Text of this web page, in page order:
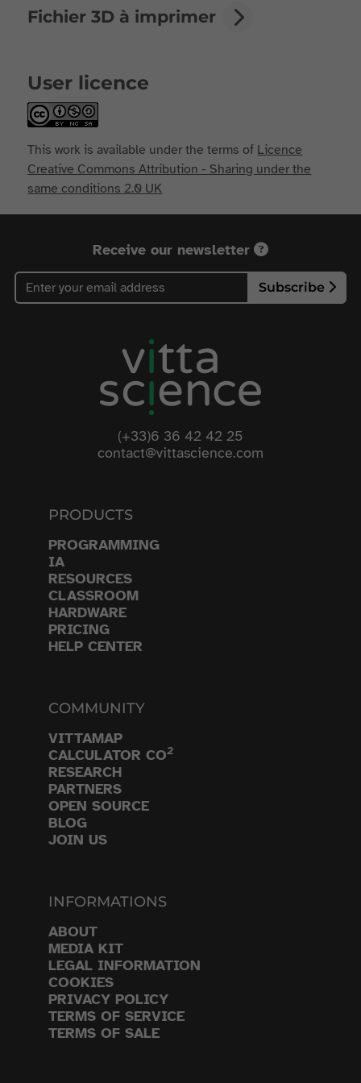
Fichier 3D à imprimer
User licence
This work is available under the terms of Licence
Creative Commons Attribution - Sharing under the
same conditions 2.0 UK
Receive our newsletter
Subscribe
(+33)6 36 42 42 25
contact@vittascience.com
PRODUCTS
PROGRAMMING
IA
RESOURCES
CLASSROOM
HARDWARE
PRICING
HELP CENTER
COMMUNITY
VITTAMAP
CALCULATOR CO2
RESEARCH
PARTNERS
OPEN SOURCE
BLOG
JOIN US
INFORMATIONS
ABOUT
MEDIA KIT
LEGAL INFORMATION
COOKIES
PRIVACY POLICY
TERMS OF SERVICE
TERMS OF SALE